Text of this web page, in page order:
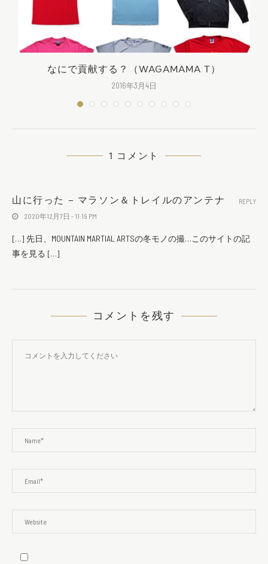
なにで貢献する？（WAGAMAMA T）
2016年3月4日
1 コメント
山に行った – マラソン＆トレイルのアンテナ
2020年12月7日 - 11:19 PM
[…] 先日、MOUNTAIN MARTIAL ARTSの冬モノの撮…このサイトの記
事を見る […]
REPLY
コメントを残す